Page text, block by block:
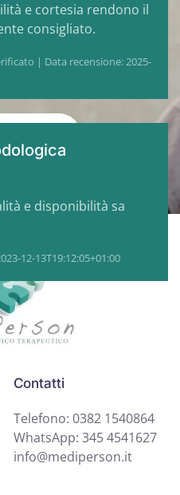
e cortesia rendono il
consigliato.
| Data recensione: 2025-
e disponibilità sa
12-13T19:12:05+01:00
il tuo
Contatti
Telefono: 0382 1540864
WhatsApp: 345 4541627
info@mediperson.it